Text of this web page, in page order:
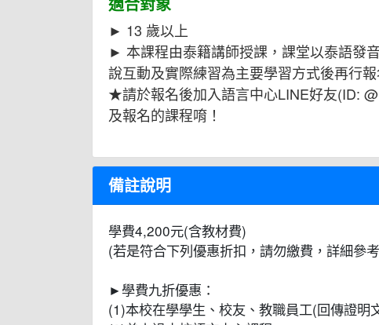
► 13 歲以上
► 本課程由泰籍講師授課，課堂以泰語發
說互動及實際練習為主要學習方式後再行報
★請於報名後加入語言中心LINE好友(ID:
及報名的課程唷！
備註說明
學費4,200元(含教材費)
(若是符合下列優惠折扣，請勿繳費，詳細參
►學費九折優惠：
(1)本校在學學生、校友、教職員工(回傳證明